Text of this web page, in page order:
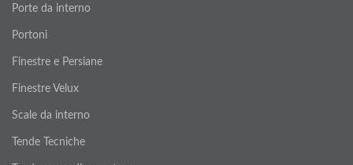
Porte da interno
Portoni
Finestre e Persiane
Finestre Velux
Scale da interno
Tende Tecniche